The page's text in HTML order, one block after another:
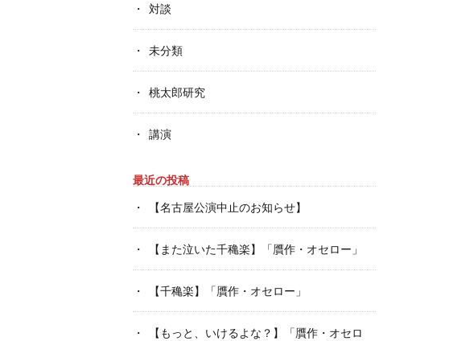
対談
未分類
桃太郎研究
講演
最近の投稿
【名古屋公演中止のお知らせ】
【また泣いた千穐楽】「贋作・オセロー」
【千穐楽】「贋作・オセロー」
【もっと、いけるよな？】「贋作・オセロ